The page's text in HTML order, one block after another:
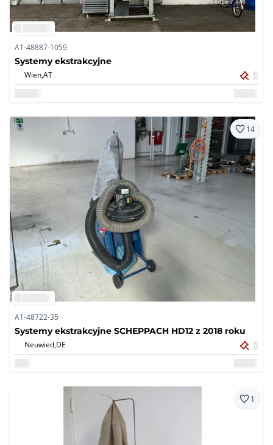
A1-48887-1059
Systemy ekstrakcyjne
Wien,AT
14
A1-48722-35
Systemy ekstrakcyjne SCHEPPACH HD12 z 2018 roku
Neuwied,DE
1